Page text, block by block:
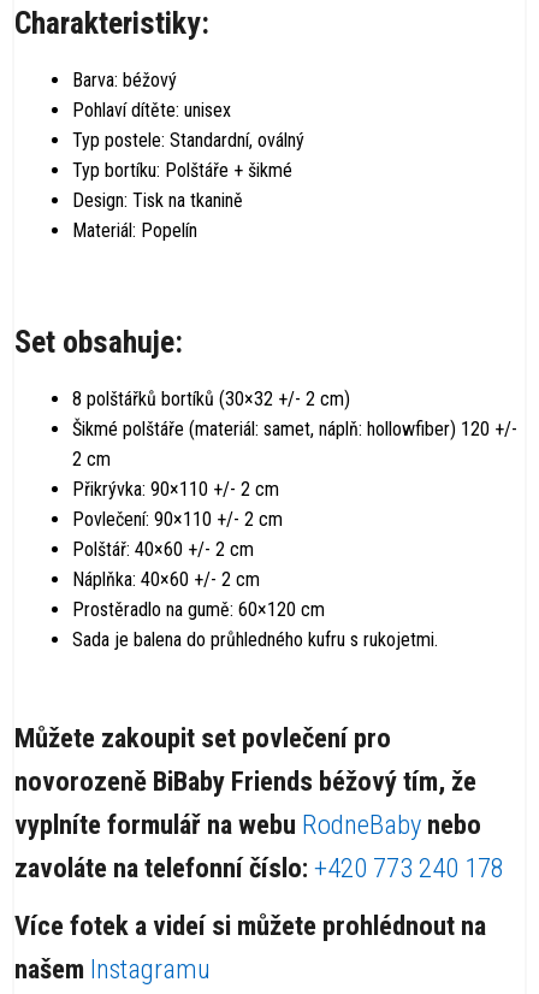
Charakteristiky:
Barva: béžový
Pohlaví dítěte: unisex
Typ postele: Standardní, oválný
Typ bortíku: Polštáře + šikmé
Design: Tisk na tkanině
Materiál: Popelín
Set obsahuje:
8 polštářků bortíků (30×32 +/- 2 cm)
Šikmé polštáře (materiál: samet, náplň: hollowfiber) 120 +/-
2 cm
Přikrývka: 90×110 +/- 2 cm
Povlečení: 90×110 +/- 2 cm
Polštář: 40×60 +/- 2 cm
Náplňka: 40×60 +/- 2 cm
Prostěradlo na gumě: 60×120 cm
Sada je balena do průhledného kufru s rukojetmi.
Můžete zakoupit set povlečení pro
novorozeně BiBaby Friends béžový tím, že
vyplníte formulář na webu RodneBaby nebo
zavoláte na telefonní číslo: +420 773 240 178
Více fotek a videí si můžete prohlédnout na
našem Instagramu